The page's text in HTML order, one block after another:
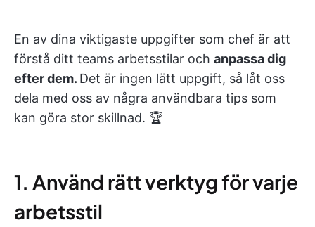
En av dina viktigaste uppgifter som chef är att
förstå ditt teams arbetsstilar och anpassa dig
efter dem. Det är ingen lätt uppgift, så låt oss
dela med oss av några användbara tips som
kan göra stor skillnad. 🏆
1. Använd rätt verktyg för varje
arbetsstil